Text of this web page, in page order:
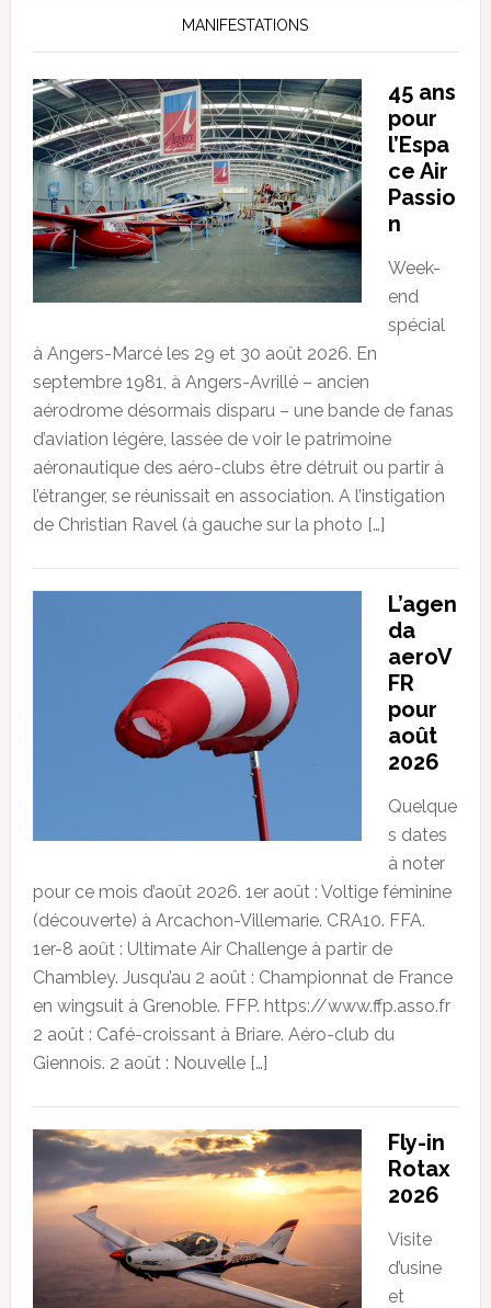
MANIFESTATIONS
45 ans
pour
l’Espa
ce Air
Passio
n
Week-
end
spécial
à Angers-Marcé les 29 et 30 août 2026. En
septembre 1981, à Angers-Avrillé – ancien
aérodrome désormais disparu – une bande de fanas
d’aviation légère, lassée de voir le patrimoine
aéronautique des aéro-clubs être détruit ou partir à
l’étranger, se réunissait en association. A l’instigation
de Christian Ravel (à gauche sur la photo […]
L’agen
da
aeroV
FR
pour
août
2026
Quelque
s dates
à noter
pour ce mois d’août 2026. 1er août : Voltige féminine
(découverte) à Arcachon-Villemarie. CRA10. FFA.
1er-8 août : Ultimate Air Challenge à partir de
Chambley. Jusqu’au 2 août : Championnat de France
en wingsuit à Grenoble. FFP. https://www.ffp.asso.fr
2 août : Café-croissant à Briare. Aéro-club du
Giennois. 2 août : Nouvelle […]
Fly-in
Rotax
2026
Visite
d’usine
et